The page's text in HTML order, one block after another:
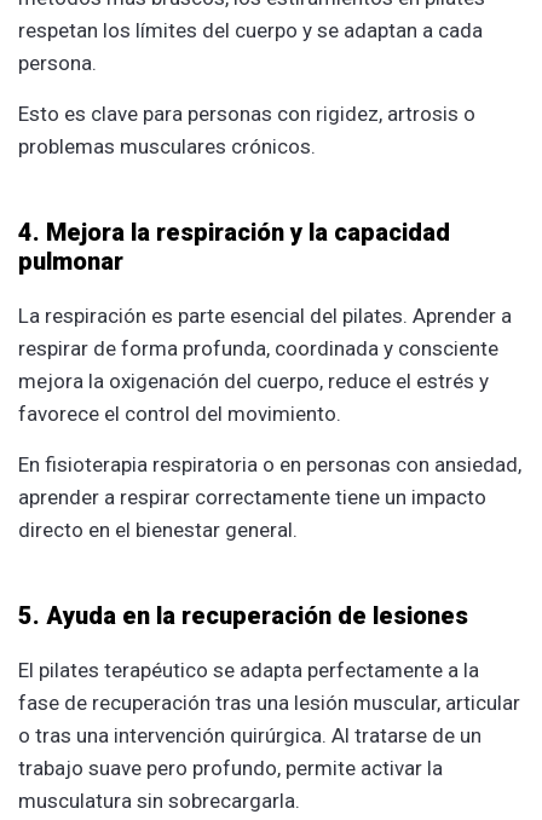
respetan los límites del cuerpo y se adaptan a cada
persona.
Esto es clave para personas con rigidez, artrosis o
problemas musculares crónicos.
4. Mejora la respiración y la capacidad
pulmonar
La respiración es parte esencial del pilates. Aprender a
respirar de forma profunda, coordinada y consciente
mejora la oxigenación del cuerpo, reduce el estrés y
favorece el control del movimiento.
En fisioterapia respiratoria o en personas con ansiedad,
aprender a respirar correctamente tiene un impacto
directo en el bienestar general.
5. Ayuda en la recuperación de lesiones
El pilates terapéutico se adapta perfectamente a la
fase de recuperación tras una lesión muscular, articular
o tras una intervención quirúrgica. Al tratarse de un
trabajo suave pero profundo, permite activar la
musculatura sin sobrecargarla.